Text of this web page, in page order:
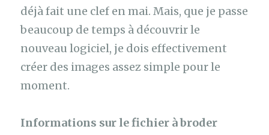
déjà fait une clef en mai. Mais, que je passe
beaucoup de temps à découvrir le
nouveau logiciel, je dois effectivement
créer des images assez simple pour le
moment.
Informations sur le fichier à broder